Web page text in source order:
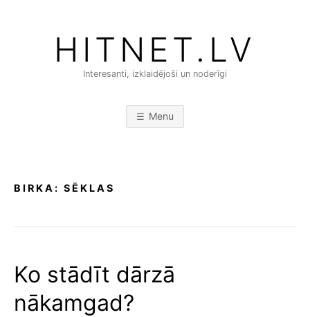
HITNET.LV
Interesanti, izklaidējoši un noderīgi
Menu
BIRKA: SĒKLAS
Ko stādīt dārzā
nākamgad?